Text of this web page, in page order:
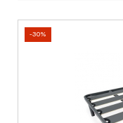
-30%